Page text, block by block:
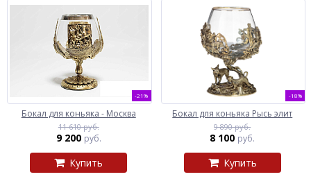
-21%
Бокал для коньяка - Москва
11 610 руб.
9 200 руб.
Купить
-18%
Бокал для коньяка Рысь элит
9 890 руб.
8 100 руб.
Купить